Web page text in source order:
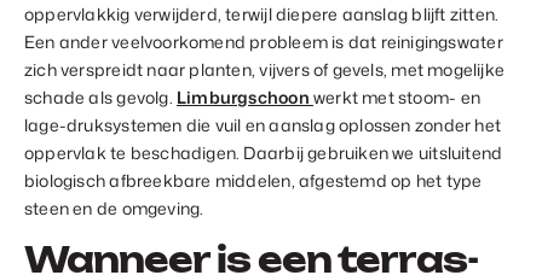
oppervlakkig verwijderd, terwijl diepere aanslag blijft zitten.
Een ander veelvoorkomend probleem is dat reinigingswater
zich verspreidt naar planten, vijvers of gevels, met mogelijke
schade als gevolg. Limburgschoon werkt met stoom- en
lage-druksystemen die vuil en aanslag oplossen zonder het
oppervlak te beschadigen. Daarbij gebruiken we uitsluitend
biologisch afbreekbare middelen, afgestemd op het type
steen en de omgeving.
Wanneer is een terras-